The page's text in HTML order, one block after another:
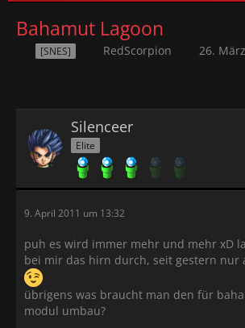
Bahamut Lagoon
[SNES] RedScorpion 26.
Silenceer
Elite
9. April 2011 um 13:32
puh es wird immer mehr und mehr xD
bei mir das hirn durch, seit gestern nur
übrigens was braucht man den für
modul umbau?